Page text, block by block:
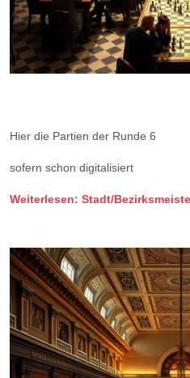
Hier die Partien der Runde 6
sofern schon digitalisiert
Weiterlesen: Stadt/